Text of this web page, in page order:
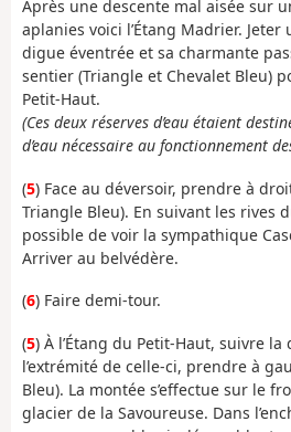
Après une descente mal aisée sur
aplanies voici l’Étang Madrier.
digue éventrée et sa charmante
sentier (Triangle et Chevalet Bleu)
Petit-Haut.
(Ces deux réserves d’eau étaient
d’eau nécessaire au fonctionnement
(5) Face au déversoir, prendre à
Triangle Bleu). En suivant les rives
possible de voir la sympathique
Arriver au belvédère.
(6) Faire demi-tour.
(5) À l’Étang du Petit-Haut, suivre
l’extrémité de celle-ci, prendre à
Bleu). La montée s’effectue sur le
glacier de la Savoureuse. Dans